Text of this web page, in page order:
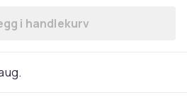
Legg Hugo Boss -
i handlekurv